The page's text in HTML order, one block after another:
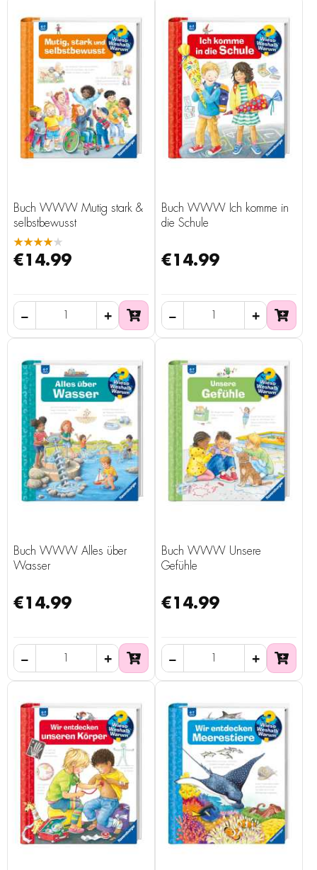
Buch WWW Mutig stark &
selbstbewusst
★★★★★
€14.99
Buch WWW Ich komme in
die Schule
€14.99
Buch WWW Alles über
Wasser
€14.99
Buch WWW Unsere
Gefühle
€14.99